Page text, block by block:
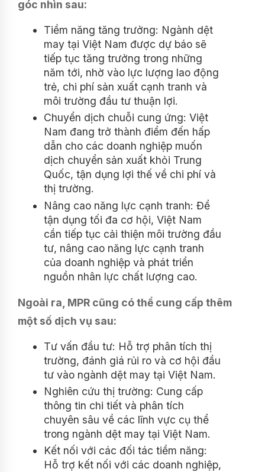
góc nhìn sau:
Tiềm năng tăng trưởng: Ngành dệt
may tại Việt Nam được dự báo sẽ
tiếp tục tăng trưởng trong những
năm tới, nhờ vào lực lượng lao động
trẻ, chi phí sản xuất cạnh tranh và
môi trường đầu tư thuận lợi.
Chuyển dịch chuỗi cung ứng: Việt
Nam đang trở thành điểm đến hấp
dẫn cho các doanh nghiệp muốn
dịch chuyển sản xuất khỏi Trung
Quốc, tận dụng lợi thế về chi phí và
thị trường.
Nâng cao năng lực cạnh tranh: Để
tận dụng tối đa cơ hội, Việt Nam
cần tiếp tục cải thiện môi trường đầu
tư, nâng cao năng lực cạnh tranh
của doanh nghiệp và phát triển
nguồn nhân lực chất lượng cao.
Ngoài ra, MPR cũng có thể cung cấp thêm
một số dịch vụ sau:
Tư vấn đầu tư: Hỗ trợ phân tích thị
trường, đánh giá rủi ro và cơ hội đầu
tư vào ngành dệt may tại Việt Nam.
Nghiên cứu thị trường: Cung cấp
thông tin chi tiết và phân tích
chuyên sâu về các lĩnh vực cụ thể
trong ngành dệt may tại Việt Nam.
Kết nối với các đối tác tiềm năng:
Hỗ trợ kết nối với các doanh nghiệp,